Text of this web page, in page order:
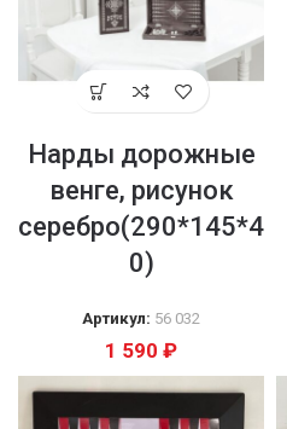
Нарды дорожные
венге, рисунок
серебро(290*145*4
0)
Артикул: 56 032
1 590 ₽